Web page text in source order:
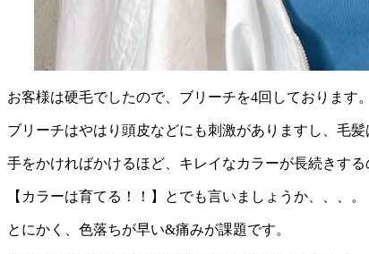
お客様は硬毛でしたので、ブリーチを4回しております
ブリーチはやはり頭皮などにも刺激がありますし、毛
手をかければかけるほど、キレイなカラーが長続きする
【カラーは育てる！！】とでも言いましょうか、、、。
とにかく、色落ちが早い&痛みが課題です。